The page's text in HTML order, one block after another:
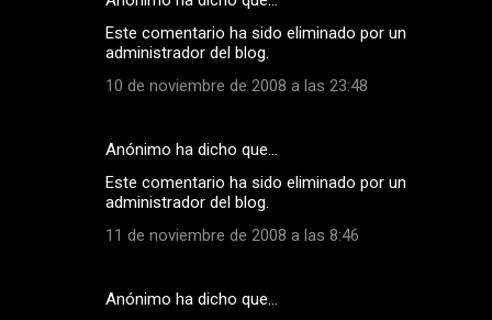
Este comentario ha sido eliminado por un
administrador del blog.
10 de noviembre de 2008 a las 23:48
Anónimo ha dicho que…
Este comentario ha sido eliminado por un
administrador del blog.
11 de noviembre de 2008 a las 8:46
Anónimo ha dicho que…